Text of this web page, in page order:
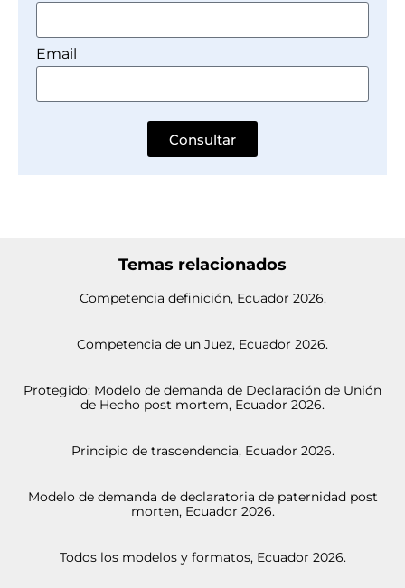
Email
Consultar
Temas relacionados
Competencia definición, Ecuador 2026.
Competencia de un Juez, Ecuador 2026.
Protegido: Modelo de demanda de Declaración de Unión
de Hecho post mortem, Ecuador 2026.
Principio de trascendencia, Ecuador 2026.
Modelo de demanda de declaratoria de paternidad post
morten, Ecuador 2026.
Todos los modelos y formatos, Ecuador 2026.